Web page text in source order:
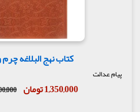
کتاب نهج البلاغه
پیام عدالت
1,350,000 تومان